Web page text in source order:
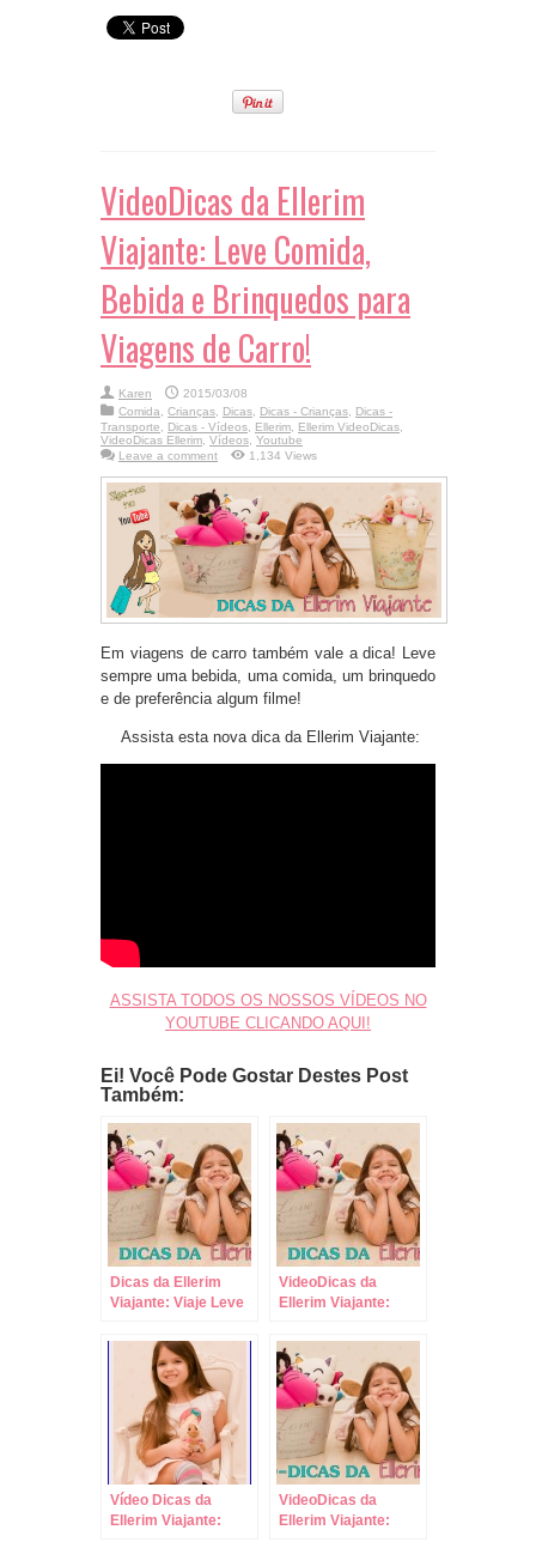
Comprar em
Viagens!
VideoDicas da Ellerim
Viajante: Leve Comida,
Bebida e Brinquedos para
Viagens de Carro!
Karen
2015/03/08
Comida
Crianças Dicas Dicas - Crianças
Dicas -
Transporte
Dicas - Vídeos Ellerim Ellerim VideoDicas
VideoDicas Ellerim Vídeos Youtube
Leave a comment
1,134 Views
Em viagens de carro também vale a dica! Leve
sempre uma bebida, uma comida, um brinquedo
e de preferência algum filme!
Assista esta nova dica da Ellerim Viajante:
ASSISTA TODOS OS NOSSOS VÍDEOS NO
YOUTUBE CLICANDO AQUI!
Ei! Você Pode Gostar Destes Post
Também:
Dicas da Ellerim
Viajante: Viaje Leve
Sempre com Malas
de Rodinhas!
VideoDicas da
Ellerim Viajante:
Compras com
Crianças!
Vídeo Dicas da
Ellerim Viajante:
VideoDicas da
Ellerim Viajante: